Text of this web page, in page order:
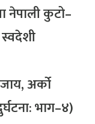
नेपाली कुटो–
अर्को
भाग–४)